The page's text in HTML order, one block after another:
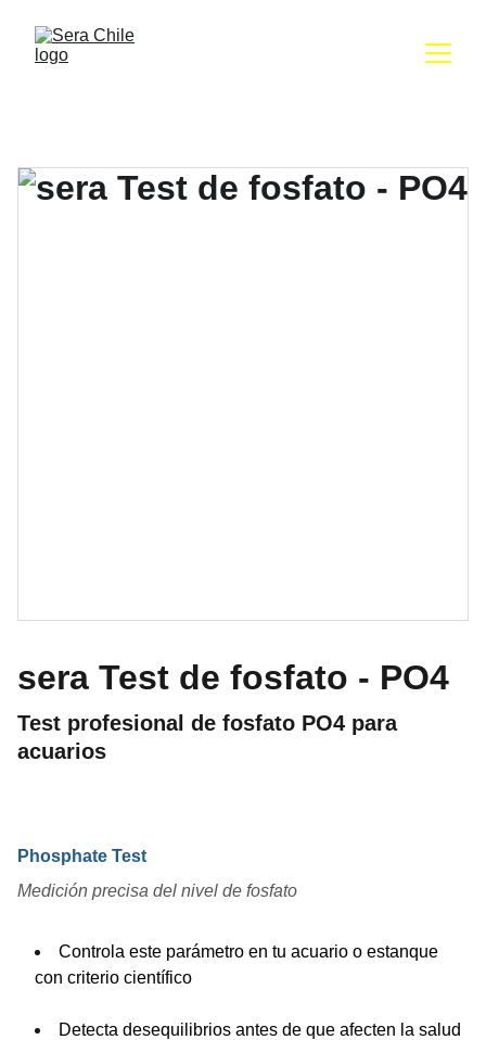
sera Test de fosfato - PO4
Test profesional de fosfato PO4 para
acuarios
Phosphate Test
Medición precisa del nivel de fosfato
Controla este parámetro en tu acuario o estanque
con criterio científico
Detecta desequilibrios antes de que afecten la salud